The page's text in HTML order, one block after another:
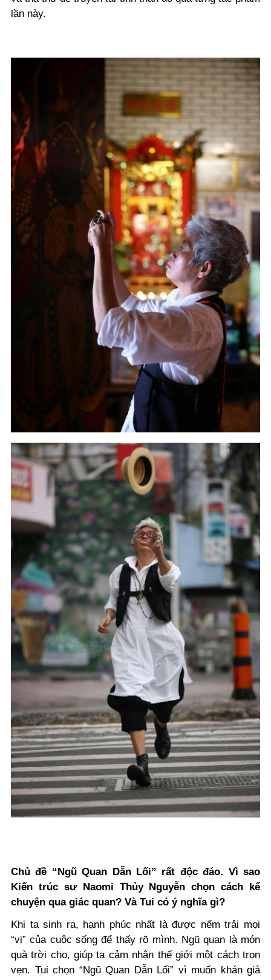
lần này.
Chủ đề “Ngũ Quan Dẫn Lối” rất độc đáo. Vì sao
Kiến trúc sư Naomi Thủy Nguyễn chọn cách kể
chuyện qua giác quan? Và Tui có ý nghĩa gì?
Khi ta sinh ra, hạnh phúc nhất là được nếm trải mọi
“vị” của cuộc sống để thấy rõ mình. Ngũ quan là món
quà trời cho, giúp ta cảm nhận thế giới một cách trọn
vẹn. Tui chọn “Ngũ Quan Dẫn Lối” vì muốn khán giả